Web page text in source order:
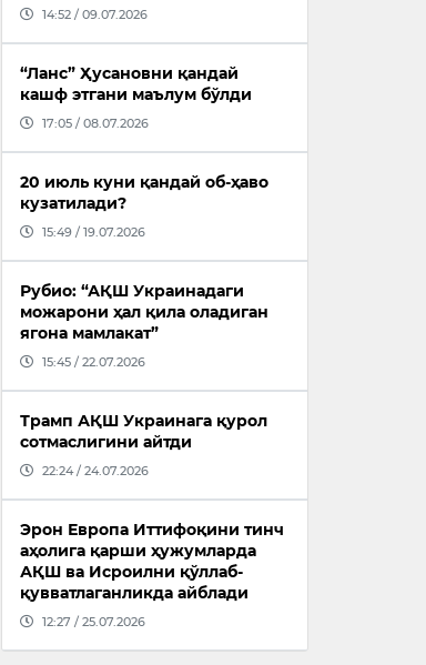
14:52 / 09.07.2026
“Ланс” Ҳусановни қандай
кашф этгани маълум бўлди
17:05 / 08.07.2026
20 июль куни қандай об-ҳаво
кузатилади?
15:49 / 19.07.2026
Рубио: “АҚШ Украинадаги
можарони ҳал қила оладиган
ягона мамлакат”
15:45 / 22.07.2026
Трамп АҚШ Украинага қурол
сотмаслигини айтди
22:24 / 24.07.2026
Эрон Европа Иттифоқини тинч
аҳолига қарши ҳужумларда
АҚШ ва Исроилни қўллаб-
қувватлаганликда айблади
12:27 / 25.07.2026